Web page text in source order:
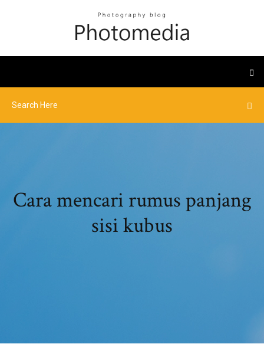
Cara mencari rumus panjang
sisi kubus